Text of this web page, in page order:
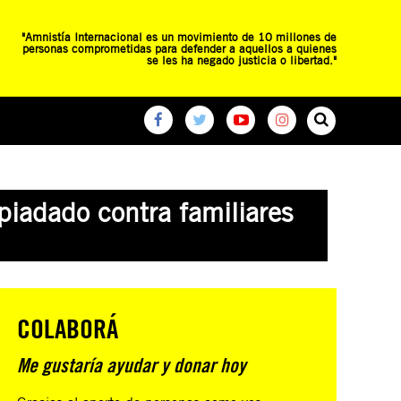
"Amnistía Internacional es un movimiento de 10 millones de
personas comprometidas para defender a aquellos a quienes
se les ha negado justicia o libertad."
contra familiares
COLABORÁ
Me gustaría ayudar y donar hoy